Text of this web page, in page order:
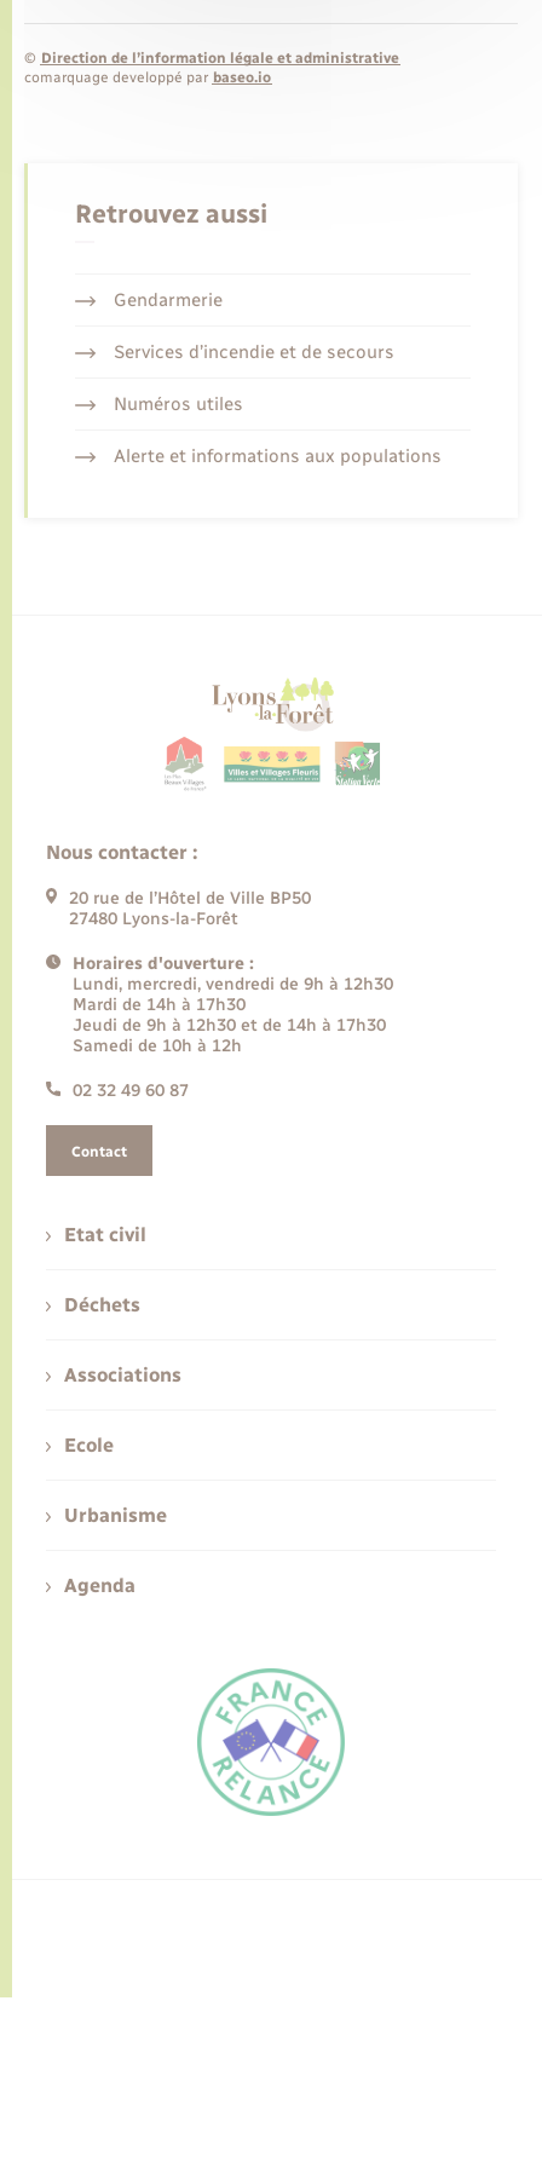
FR
© Direction de l’information légale et administrative
comarquage developpé par baseo.io
Retrouvez aussi
Gendarmerie
Services d’incendie et de secours
Numéros utiles
Alerte et informations aux populations
Nous contacter :
20 rue de l’Hôtel de Ville BP50
27480 Lyons-la-Forêt
Horaires d'ouverture :
Lundi, mercredi, vendredi de 9h à 12h30
Mardi de 14h à 17h30
Jeudi de 9h à 12h30 et de 14h à 17h30
Samedi de 10h à 12h
02 32 49 60 87
Contact
Etat civil
Déchets
Associations
Ecole
Urbanisme
Agenda